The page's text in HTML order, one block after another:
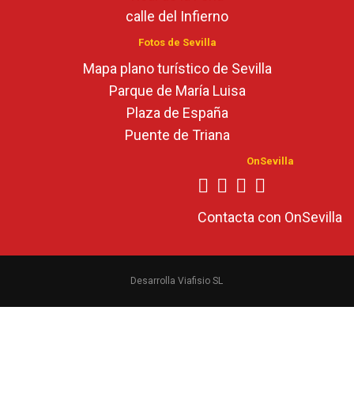
calle del Infierno
Fotos de Sevilla
Mapa plano turístico de Sevilla
Parque de María Luisa
Plaza de España
Puente de Triana
OnSevilla
Contacta con OnSevilla
Desarrolla Viafisio SL